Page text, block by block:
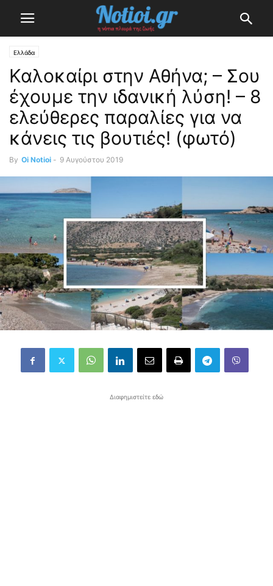
Ελλάδα
Καλοκαίρι στην Αθήνα; – Σου
έχουμε την ιδανική λύση! – 8
ελεύθερες παραλίες για να
κάνεις τις βουτιές! (φωτό)
By Oi Notioi - 9 Αυγούστου 2019
Διαφημιστείτε εδώ